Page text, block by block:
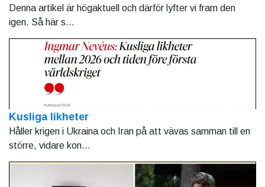
Denna artikel är högaktuell och därför lyfter vi fram den
igen. Så här s...
Kusliga likheter
Håller krigen i Ukraina och Iran på att vävas samman till en
större, vidare kon...